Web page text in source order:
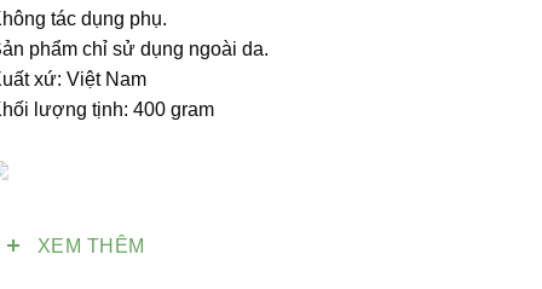
tác dụng phụ.
phẩm chỉ sử dụng ngoài da.
xứ: Việt Nam
lượng tịnh: 400 gram
XEM THÊM